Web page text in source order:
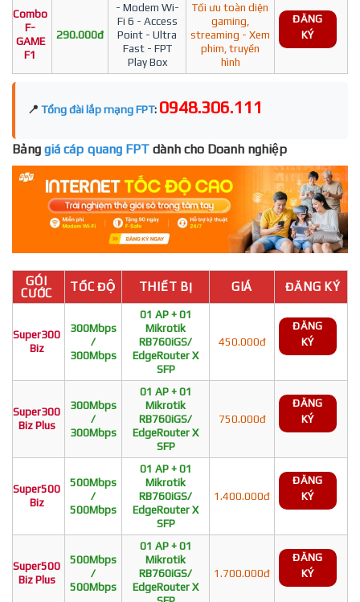
Combo
F-
GAME
F1
290.000đ
- Modem Wi-
Fi 6 - Access
Point - Ultra
Fast - FPT
Play Box
Tối ưu toàn diện
gaming,
streaming - Xem
phim, truyền
hình
ĐĂNG
KÝ
📍 Tổng đài lắp mạng FPT: 0948.306.111
Bảng giá cáp quang FPT dành cho Doanh nghiệp
GÓI
CƯỚC
TỐC ĐỘ THIẾT BỊ GIÁ ĐĂNG KÝ
Super300
Biz
300Mbps
/
300Mbps
01 AP + 01
Mikrotik
RB760iGS/
EdgeRouter X
SFP
450.000đ
ĐĂNG
KÝ
Super300
Biz Plus
300Mbps
/
300Mbps
01 AP + 01
Mikrotik
RB760iGS/
EdgeRouter X
SFP
750.000đ
ĐĂNG
KÝ
Super500
Biz
500Mbps
/
500Mbps
01 AP + 01
Mikrotik
RB760iGS/
EdgeRouter X
SFP
1.400.000đ
ĐĂNG
KÝ
Super500
Biz Plus
500Mbps
/
500Mbps
01 AP + 01
Mikrotik
RB760iGS/
EdgeRouter X
1.700.000đ
ĐĂNG
KÝ